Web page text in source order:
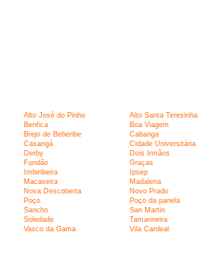
Alto José do Pinho Alto Santa Teresinha
Benfica Boa Viagem
Brejo de Beberibe Cabanga
Caxangá Cidade Universitária
Derby Dois Irmãos
Fundão Graças
Imbiribeira Ipsep
Macaxeira Madalena
Nova Descoberta Novo Prado
Poço Poço da panela
Sancho San Martin
Soledade Tamarineira
Vasco da Gama Vila Cardeal